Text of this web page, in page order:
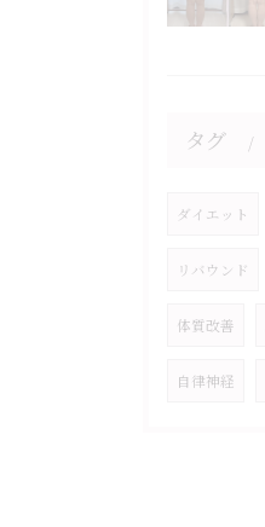
タグ
ダイエット
リバウンド
体質改善
自律神経